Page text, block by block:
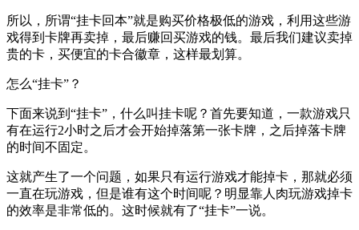
所以，所谓“挂卡回本”就是购买价格极低的游戏，利用这些游
戏得到卡牌再卖掉，最后赚回买游戏的钱。最后我们建议卖掉
贵的卡，买便宜的卡合徽章，这样最划算。
怎么“挂卡”？
下面来说到“挂卡”，什么叫挂卡呢？首先要知道，一款游戏只
有在运行2小时之后才会开始掉落第一张卡牌，之后掉落卡牌
的时间不固定。
这就产生了一个问题，如果只有运行游戏才能掉卡，那就必须
一直在玩游戏，但是谁有这个时间呢？明显靠人肉玩游戏掉卡
的效率是非常低的。这时候就有了“挂卡”一说。